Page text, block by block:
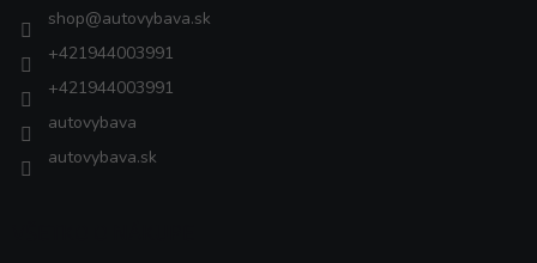
shop@autovybava.sk
+421944003991
+421944003991
autovybava
autovybava.sk